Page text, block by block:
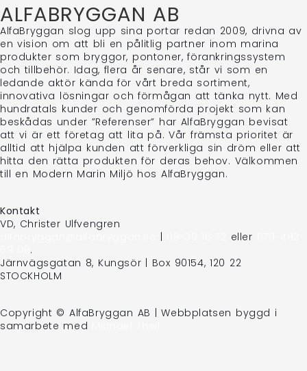
ALFABRYGGAN AB
AlfaBryggan slog upp sina portar redan 2009, drivna av
en vision om att bli en pålitlig partner inom marina
produkter som bryggor, pontoner, förankringssystem
och tillbehör. Idag, flera år senare, står vi som en
ledande aktör kända för vårt breda sortiment,
innovativa lösningar och förmågan att tänka nytt. Med
hundratals kunder och genomförda projekt som kan
beskådas under ”Referenser” har AlfaBryggan bevisat
att vi är ett företag att lita på. Vår främsta prioritet är
alltid att hjälpa kunden att förverkliga sin dröm eller att
hitta den rätta produkten för deras behov. Välkommen
till en Modern Marin Miljö hos AlfaBryggan.
Kontakt
VD, Christer Ulfvengren
eller
.
Järnvägsgatan 8, Kungsör | Box 90154, 120 22
STOCKHOLM
Copyright © AlfaBryggan AB | Webbplatsen byggd i
samarbete med